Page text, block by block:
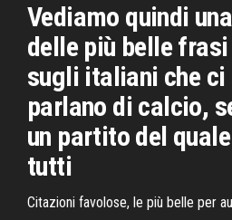
Vediamo quindi
delle più belle
sugli italiani che ci
parlano di calcio,
un partito del
tutti
Citazioni favolose, le più belle per